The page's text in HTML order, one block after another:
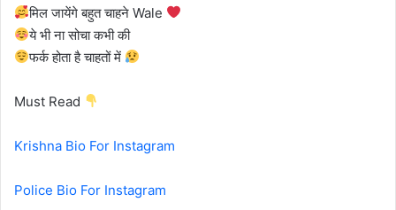
मिल जायेंगे बहुत चाहने Wale
ये भी ना सोचा कभी की
फर्क होता है चाहतों में
Must Read
Krishna Bio For Instagram
Police Bio For Instagram